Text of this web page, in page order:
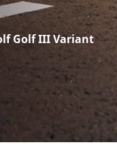
Golf III Variant